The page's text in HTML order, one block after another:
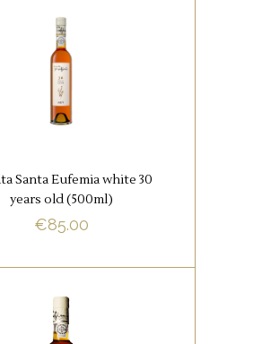
FAVORIETEN
is een buitengewoon
Port, gezien zijn
karamel en nog veel
meer.
BUY NOW
Santa Eufemia white 30
years old (500ml)
€85.00
PORTUGESE
FAVORIETEN